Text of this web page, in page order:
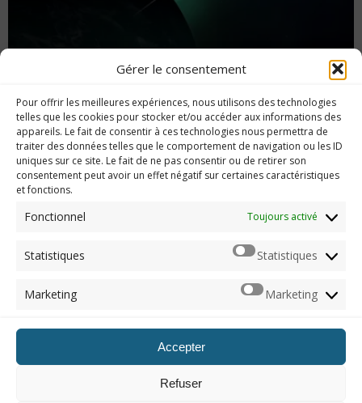
Gérer le consentement
Pour offrir les meilleures expériences, nous utilisons des technologies
telles que les cookies pour stocker et/ou accéder aux informations des
appareils. Le fait de consentir à ces technologies nous permettra de
traiter des données telles que le comportement de navigation ou les ID
uniques sur ce site. Le fait de ne pas consentir ou de retirer son
consentement peut avoir un effet négatif sur certaines caractéristiques
et fonctions.
Fonctionnel Toujours activé
Statistiques Statistiques
Marketing Marketing
Accepter
Refuser
platine de No Man’s Sky
Imerod.fr est un site traitant de l'univers du jeu vidéo. Toute
reproduction partielle ou complète sans autorisation préalable
Mentions légales
Qui suis-je ?
ARCHIVES